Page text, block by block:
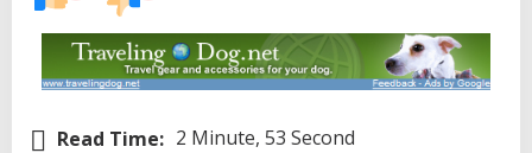
Read Time: 2 Minute, 53 Second